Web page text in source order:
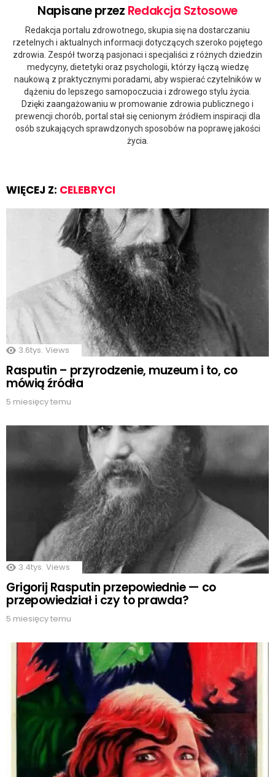
Napisane przez Redakcja Sztosowe
Redakcja portalu zdrowotnego, skupia się na dostarczaniu
rzetelnych i aktualnych informacji dotyczących szeroko pojętego
zdrowia. Zespół tworzą pasjonaci i specjaliści z różnych dziedzin
medycyny, dietetyki oraz psychologii, którzy łączą wiedzę
naukową z praktycznymi poradami, aby wspierać czytelników w
dążeniu do lepszego samopoczucia i zdrowego stylu życia.
Dzięki zaangażowaniu w promowanie zdrowia publicznego i
prewencji chorób, portal stał się cenionym źródłem inspiracji dla
osób szukających sprawdzonych sposobów na poprawę jakości
życia.
WIĘCEJ Z: CELEBRYCI
3.6tys. Views
Rasputin – przyrodzenie, muzeum i to, co
mówią źródła
5 miesięcy temu
3.4tys. Views
Grigorij Rasputin przepowiednie — co
przepowiedział i czy to prawda?
5 miesięcy temu